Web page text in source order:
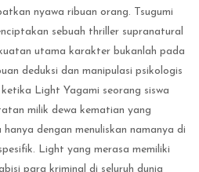
nyawa ribuan orang. Tsugumi
sebuah thriller supranatural
utama karakter bukanlah pada
deduksi dan manipulasi psikologis
Light Yagami seorang siswa
milik dewa kematian yang
dengan menuliskan namanya di
Light yang merasa memiliki
para kriminal di seluruh dunia